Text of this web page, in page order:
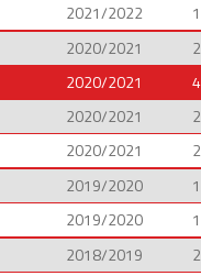
2021/2022
1
2020/2021
2
2020/2021
4
2020/2021
2
2020/2021
2
2019/2020
2019/2020
1
2018/2019
2